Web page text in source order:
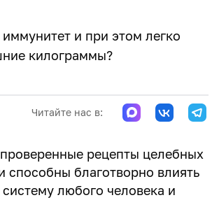
и при этом легко
килограммы?
Читайте нас в:
рецепты целебных
способны благотворно влиять
любого человека и